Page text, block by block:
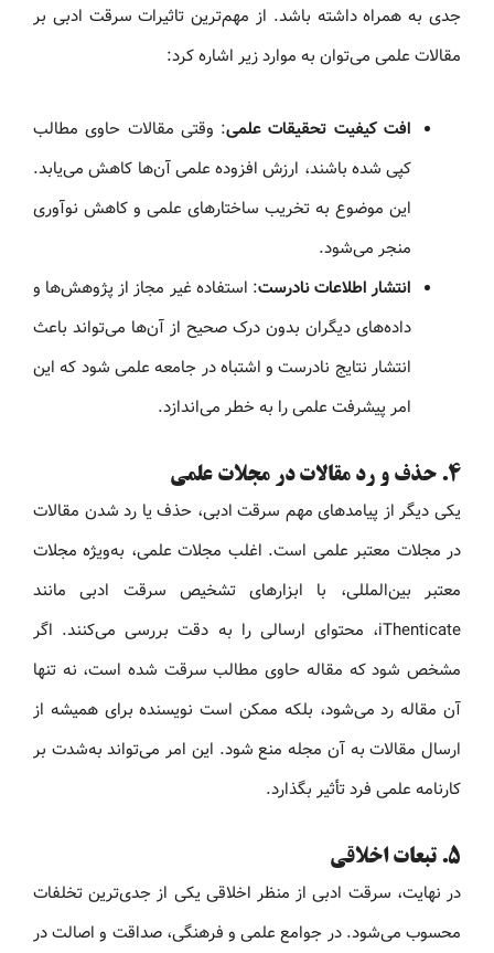
جدی به همراه داشته باشد. از مهم‌ترین تاثیرات سرقت ادبی بر
مقالات علمی می‌توان به موارد زیر اشاره کرد:
افت کیفیت تحقیقات علمی: وقتی مقالات حاوی مطالب
کپی شده باشند، ارزش افزوده علمی آن‌ها کاهش می‌یابد.
این موضوع به تخریب ساختارهای علمی و کاهش نوآوری
منجر می‌شود.
انتشار اطلاعات نادرست: استفاده غیر مجاز از پژوهش‌ها و
داده‌های دیگران بدون درک صحیح از آن‌ها می‌تواند باعث
انتشار نتایج نادرست و اشتباه در جامعه علمی شود که این
امر پیشرفت علمی را به خطر می‌اندازد.
۴. حذف و رد مقالات در مجلات علمی
یکی دیگر از پیامدهای مهم سرقت ادبی، حذف یا رد شدن مقالات
در مجلات معتبر علمی است. اغلب مجلات علمی، به‌ویژه مجلات
معتبر بین‌المللی، با ابزارهای تشخیص سرقت ادبی مانند
iThenticate، محتوای ارسالی را به دقت بررسی می‌کنند. اگر
مشخص شود که مقاله حاوی مطالب سرقت شده است، نه تنها
آن مقاله رد می‌شود، بلکه ممکن است نویسنده برای همیشه از
ارسال مقالات به آن مجله منع شود. این امر می‌تواند به‌شدت بر
کارنامه علمی فرد تأثیر بگذارد.
۵. تبعات اخلاقی
در نهایت، سرقت ادبی از منظر اخلاقی یکی از جدی‌ترین تخلفات
محسوب می‌شود. در جوامع علمی و فرهنگی، صداقت و اصالت در